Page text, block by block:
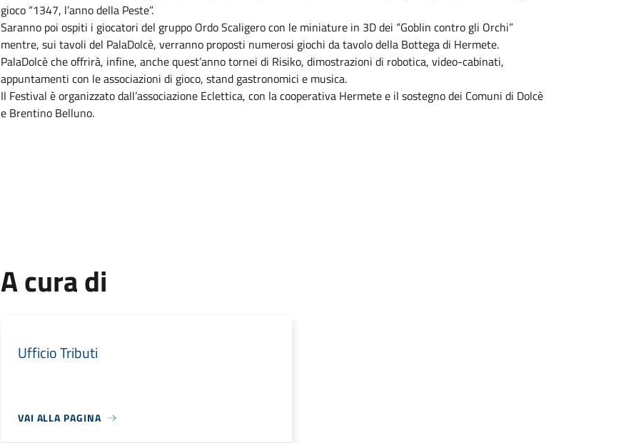
gioco “1347, l’anno della Peste”.
Saranno poi ospiti i giocatori del gruppo Ordo Scaligero con le miniature in 3D dei “Goblin contro gli Orchi”
mentre, sui tavoli del PalaDolcè, verranno proposti numerosi giochi da tavolo della Bottega di Hermete.
PalaDolcè che offrirà, infine, anche quest’anno tornei di Risiko, dimostrazioni di robotica, video-cabinati,
appuntamenti con le associazioni di gioco, stand gastronomici e musica.
Il Festival è organizzato dall’associazione Eclettica, con la cooperativa Hermete e il sostegno dei Comuni di Dolcè
e Brentino Belluno.
A cura di
Ufficio Tributi
VAI ALLA PAGINA